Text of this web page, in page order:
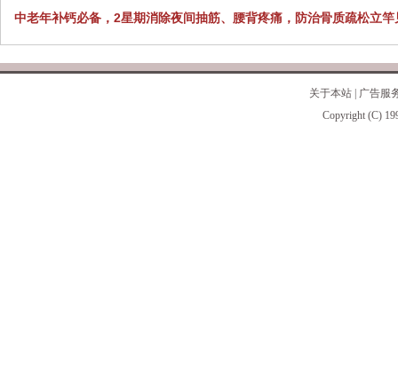
中老年补钙必备，2星期消除夜间抽筋、腰背疼痛，防治骨质疏松立竿
关于本站
广告服
Copyright (C)